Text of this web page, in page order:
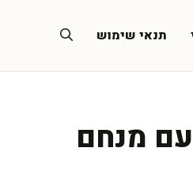
תנאי שימוש
מנחם